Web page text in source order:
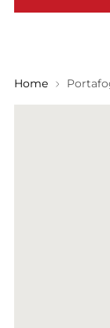
Home